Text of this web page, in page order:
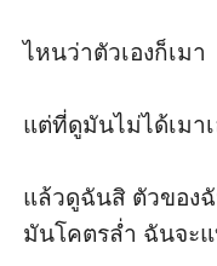
ไหนว่าตัวเองก็เมา
แต่ที่ดูมันไม่ได้เมา
แล้วดูฉันสิ ตัวของ
มันโคตรล่ำ ฉันจะ